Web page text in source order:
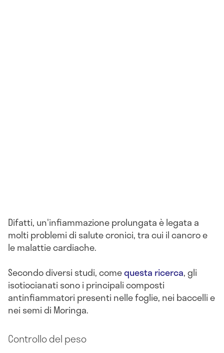
Difatti, un'infiammazione prolungata è legata a
molti problemi di salute cronici, tra cui il cancro e
le malattie cardiache.
Secondo diversi studi, comequesta ricerca, gli
isotiocianati sono i principali composti
antinfiammatori presenti nelle foglie, nei baccelli e
nei semi di Moringa.
Controllo del peso